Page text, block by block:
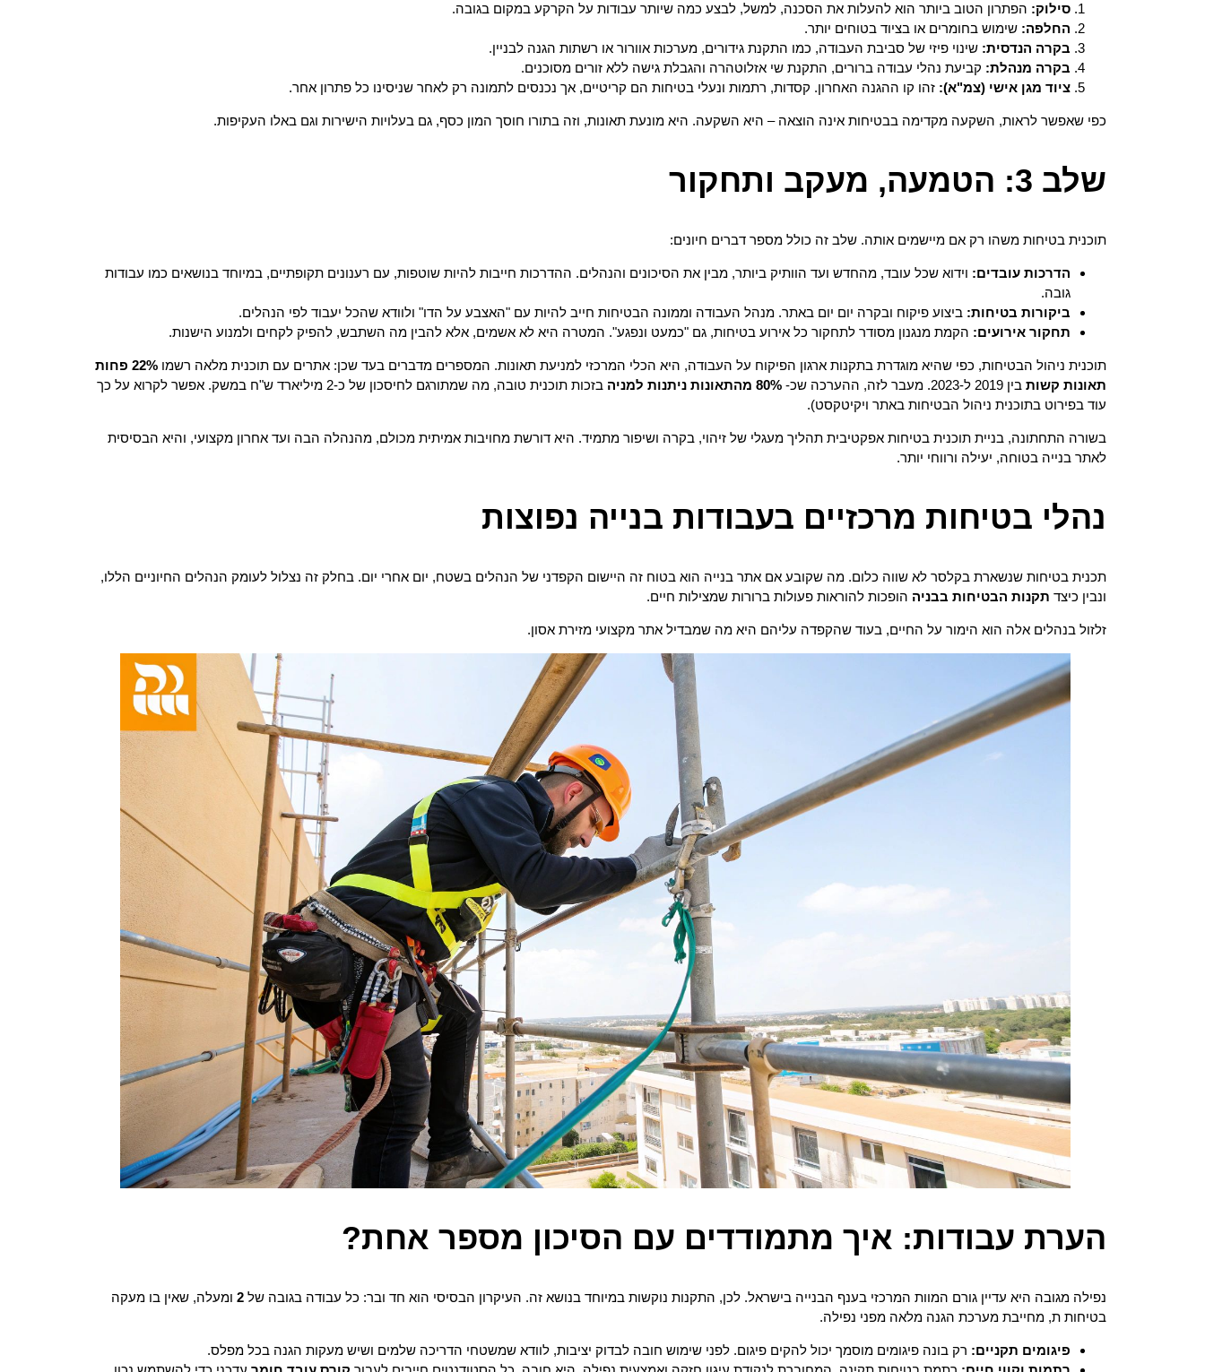
סילוק: הפתרון הטוב ביותר הוא להעלות את הסכנה, למשל, לבצע כמה שיותר עבודות על הקרקע במקום בגובה.
החלפה: שימוש בחומרים או בציוד בטוחים יותר.
בקרה הנדסית: שינוי פיזי של סביבת העבודה, כמו התקנת גידורים, מערכות אוורור או רשתות הגנה לבניין.
בקרה מנהלת: קביעת נהלי עבודה ברורים, התקנת שי אזלוטהרה והגבלת גישה ללא זורים מסוכנים.
ציוד מגן אישי (צמ"א): זהו קו ההגנה האחרון. קסדות, רתמות ונעלי בטיחות הם קריטיים, אך נכנסים לתמונה רק לאחר שניסינו כל פתרון אחר.
כפי שאפשר לראות, השקעה מקדימה בבטיחות אינה הוצאה – היא השקעה. היא מונעת תאונות, וזה בתורו חוסך המון כסף, גם בעלויות הישירות וגם באלו העקיפות.
שלב 3: הטמעה, מעקב ותחקור
תוכנית בטיחות משהו רק אם מיישמים אותה. שלב זה כולל מספר דברים חיונים:
הדרכות עובדים: וידוא שכל עובד, מהחדש ועד הוותיק ביותר, מבין את הסיכונים והנהלים. ההדרכות חייבות להיות שוטפות, עם רענונים תקופתיים, במיוחד בנושאים כמו עבודות
גובה.
ביקורות בטיחות: ביצוע פיקוח ובקרה יום יום באתר. מנהל העבודה וממונה הבטיחות חייב להיות עם "האצבע על הדו" ולוודא שהכל יעבוד לפי הנהלים.
תחקור אירועים: הקמת מנגנון מסודר לתחקור כל אירוע בטיחות, גם "כמעט ונפגע". המטרה היא לא אשמים, אלא להבין מה השתבש, להפיק לקחים ולמנוע הישנות.
תוכנית ניהול הבטיחות, כפי שהיא מוגדרת בתקנות ארגון הפיקוח על העבודה, היא הכלי המרכזי למניעת תאונות. המספרים מדברים בעד שכן: אתרים עם תוכנית מלאה רשמו
22% פחות
תאונות קשות בין 2019 ל-2023. מעבר לזה, ההערכה שכ- 80% מהתאונות ניתנות למניה
בזכות תוכנית טובה, מה שמתורגם לחיסכון של כ-2 מיליארד ש"ח במשק. אפשר לקרוא על כך
עוד בפירוט בתוכנית ניהול הבטיחות באתר ויקיטקסט).
בשורה התחתונה, בניית תוכנית בטיחות אפקטיבית תהליך מעגלי של זיהוי, בקרה ושיפור מתמיד. היא דורשת מחויבות אמיתית מכולם, מהנהלה הבה ועד אחרון מקצועי, והיא הבסיסית
לאתר בנייה בטוחה, יעילה ורווחי יותר.
נהלי בטיחות מרכזיים בעבודות בנייה נפוצות
תכנית בטיחות שנשארת בקלסר לא שווה כלום. מה שקובע אם אתר בנייה הוא בטוח זה היישום הקפדני של הנהלים בשטח, יום אחרי יום. בחלק זה נצלול לעומק הנהלים החיוניים הללו,
ונבין כיצד תקנות הבטיחות בבניה הופכות להוראות פעולות ברורות שמצילות חיים.
זלזול בנהלים אלה הוא הימור על החיים, בעוד שהקפדה עליהם היא מה שמבדיל אתר מקצועי מזירת אסון.
הערת עבודות: איך מתמודדים עם הסיכון מספר אחת?
נפילה מגובה היא עדיין גורם המוות המרכזי בענף הבנייה בישראל. לכן, התקנות נוקשות במיוחד בנושא זה. העיקרון הבסיסי הוא חד ובר: כל עבודה בגובה של 2 ומעלה, שאין בו מעקה
בטיחות ת, מחייבת מערכת הגנה מלאה מפני נפילה.
פיגומים תקניים: רק בונה פיגומים מוסמך יכול להקים פיגום. לפני שימוש חובה לבדוק יציבות, לוודא שמשטחי הדריכה שלמים ושיש מעקות הגנה בכל מפלס.